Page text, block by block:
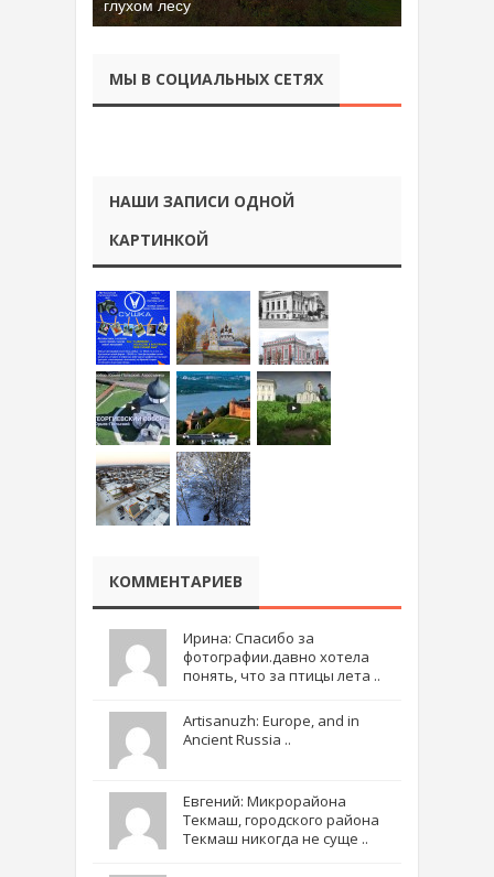
глухом лесу
МЫ В СОЦИАЛЬНЫХ СЕТЯХ
НАШИ ЗАПИСИ ОДНОЙ
КАРТИНКОЙ
КОММЕНТАРИЕВ
Ирина: Спасибо за
фотографии.давно хотела
понять, что за птицы лета ..
Artisanuzh: Europe, and in
Ancient Russia ..
Евгений: Микрорайона
Текмаш, городского района
Текмаш никогда не суще ..